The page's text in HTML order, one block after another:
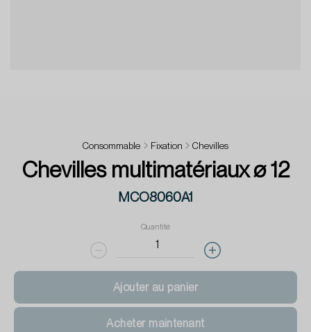
Consommable Fixation Chevilles
Chevilles multimatériaux ø 12
MCO8060A1
Quantité
Ajouter au panier
Acheter maintenant